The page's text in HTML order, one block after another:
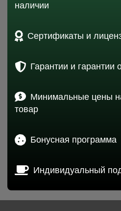
наличии
Сертификаты и
Гарантии и гарантии
Минимальные цены
товар
Бонусная программа
Индивидуальный